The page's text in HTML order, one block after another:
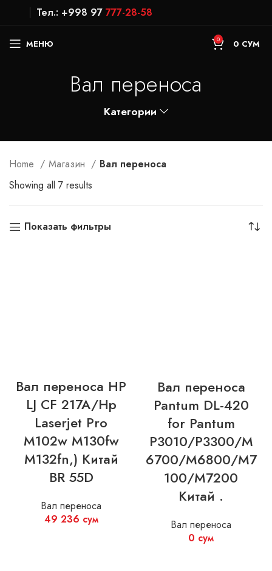
Тел.: +998 97 777-28-58
МЕНЮ 0 0 СУМ
Вал переноса
Категории
Home Магазин
Вал переноса
Showing all 7 results
Показать фильтры
Вал переноса HP
LJ CF 217A/Hp
Laserjet Pro
M102w M130fw
M132fn,) Китай
BR 55D
Вал переноса
49 236 сум
Вал переноса
Pantum DL-420
for Pantum
P3010/P3300/M
6700/M6800/M7
100/M7200
Китай .
Вал переноса
0 сум